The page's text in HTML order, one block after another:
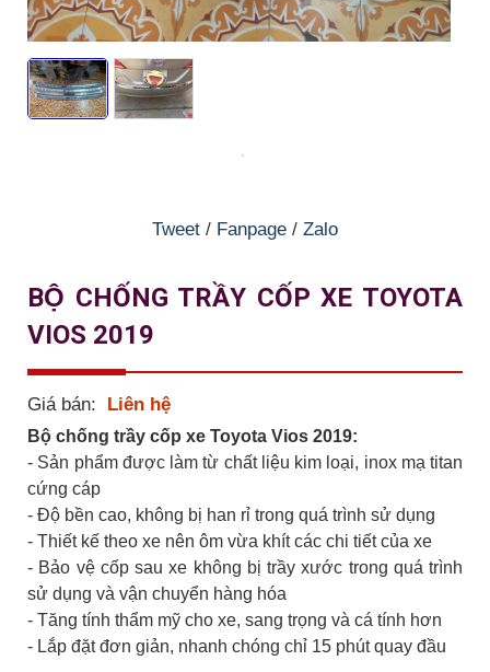
Tweet / Fanpage / Zalo
BỘ CHỐNG TRẦY CỐP XE TOYOTA
VIOS 2019
Giá bán: Liên hệ
Bộ chống trầy cốp xe Toyota Vios 2019:
- Sản phẩm được làm từ chất liệu kim loại, inox mạ titan
cứng cáp
- Độ bền cao, không bị han rỉ trong quá trình sử dụng
- Thiết kế theo xe nên ôm vừa khít các chi tiết của xe
- Bảo vệ cốp sau xe không bị trầy xước trong quá trình
sử dụng và vận chuyển hàng hóa
- Tăng tính thẩm mỹ cho xe, sang trọng và cá tính hơn
- Lắp đặt đơn giản, nhanh chóng chỉ 15 phút quay đầu